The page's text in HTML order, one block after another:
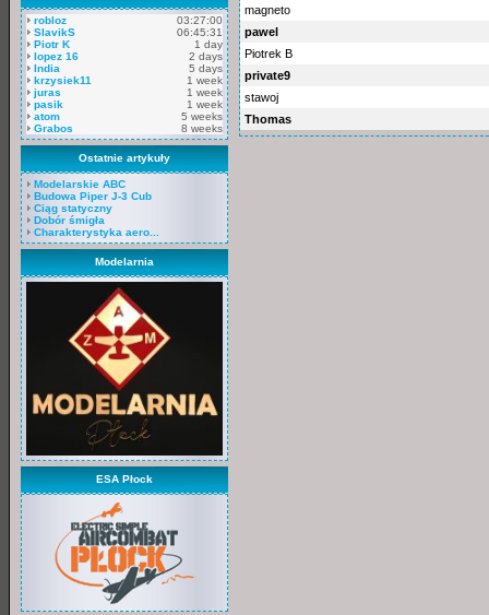
robloz
03:27:00
SlavikS
06:45:31
Piotr K
1 day
lopez 16
2 days
India
5 days
krzysiek11
1 week
juras
1 week
pasik
1 week
atom
5 weeks
Grabos
8 weeks
Ostatnie artykuły
Modelarskie ABC
Budowa Piper J-3 Cub
Ciąg statyczny
Dobór śmigła
Charakterystyka aero...
Modelarnia
ESA Płock
magneto
pawel
Piotrek B
private9
stawoj
Thomas